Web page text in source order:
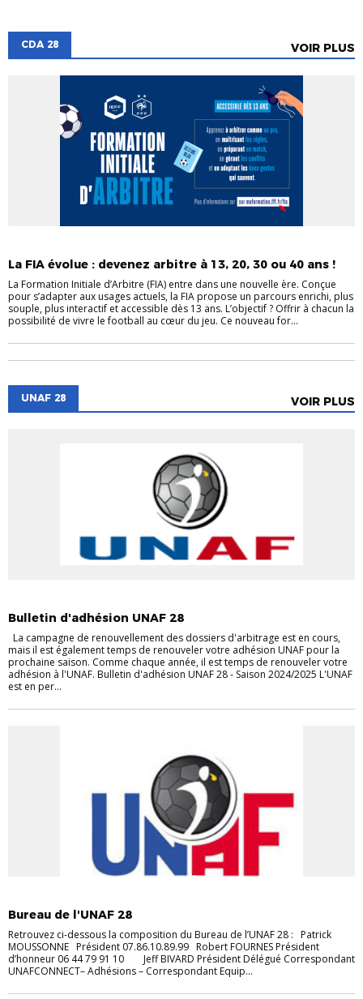
CDA 28 VOIR PLUS
La FIA évolue : devenez arbitre à 13, 20, 30 ou 40 ans !
La Formation Initiale d’Arbitre (FIA) entre dans une nouvelle ère. Conçue
pour s’adapter aux usages actuels, la FIA propose un parcours enrichi, plus
souple, plus interactif et accessible dès 13 ans. L’objectif ? Offrir à chacun la
possibilité de vivre le football au cœur du jeu. Ce nouveau for...
UNAF 28 VOIR PLUS
Bulletin d'adhésion UNAF 28
La campagne de renouvellement des dossiers d'arbitrage est en cours,
mais il est également temps de renouveler votre adhésion UNAF pour la
prochaine saison. Comme chaque année, il est temps de renouveler votre
adhésion à l'UNAF. Bulletin d'adhésion UNAF 28 - Saison 2024/2025 L'UNAF
est en per...
Bureau de l'UNAF 28
Retrouvez ci-dessous la composition du Bureau de l’UNAF 28 : Patrick
MOUSSONNE Président 07.86.10.89.99 Robert FOURNES Président
d’honneur 06 44 79 91 10 Jeff BIVARD Président Délégué Correspondant
UNAFCONNECT– Adhésions – Correspondant Equip...